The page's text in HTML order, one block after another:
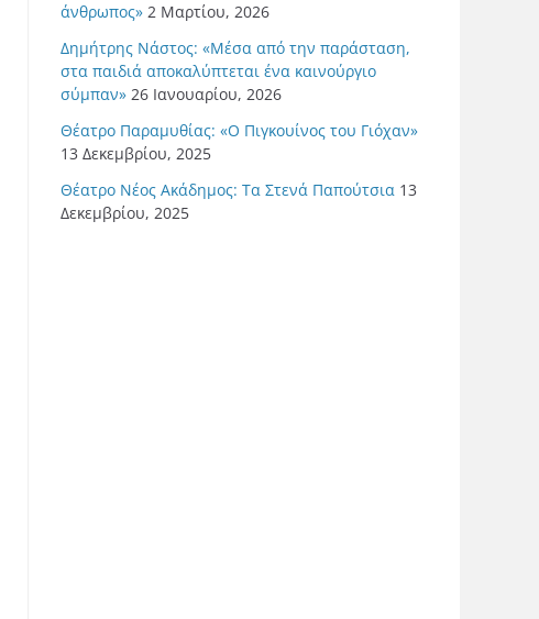
άνθρωπος» 2 Μαρτίου, 2026
Δημήτρης Νάστος: «Μέσα από την παράσταση,
στα παιδιά αποκαλύπτεται ένα καινούργιο
σύμπαν» 26 Ιανουαρίου, 2026
Θέατρο Παραμυθίας: «Ο Πιγκουίνος του Γιόχαν»
13 Δεκεμβρίου, 2025
Θέατρο Νέος Ακάδημος: Τα Στενά Παπούτσια 13
Δεκεμβρίου, 2025